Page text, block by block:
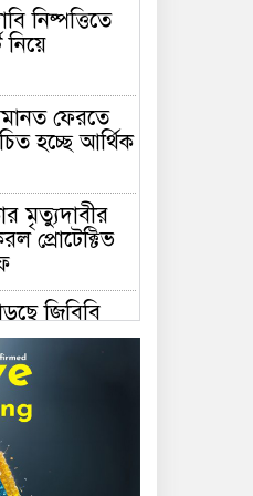
নিষ্পত্তিতে
ফেরতে
হচ্ছে আর্থিক
মৃত্যুদাবীর
প্রোটেক্টিভ
জিবিবি
দর,